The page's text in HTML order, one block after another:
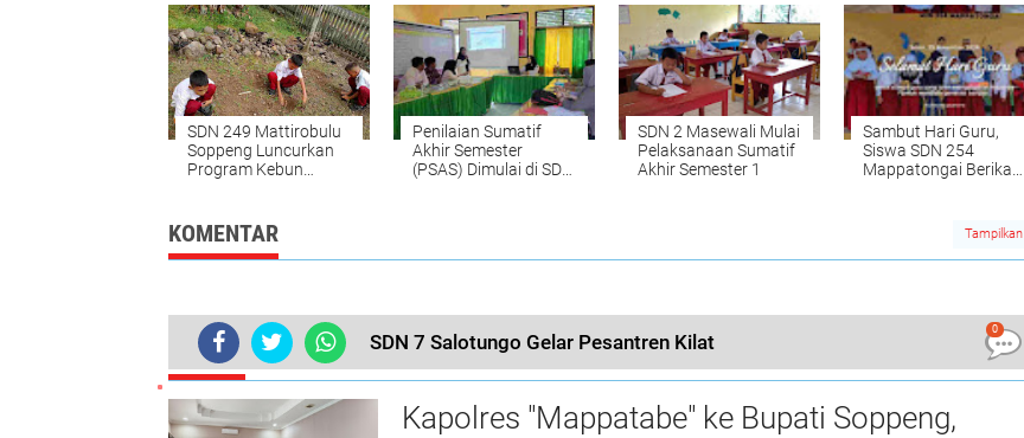
membersihkan
Selokan dan halaman
sekolah
SDN 249 Mattirobulu
Soppeng Luncurkan
Program Kebun
Berkelanjutan
Penilaian Sumatif
Akhir Semester
(PSAS) Dimulai di SDN
SDN 2 Masewali Mulai
Pelaksanaan Sumatif
Akhir Semester 1
Sambut Hari Guru,
Siswa SDN 254
Mappatongai Berikan
KOMENTAR Tampilkan
SDN 7 Salotungo Gelar Pesantren Kilat
0
TERKINI
Kapolres "Mappatabe" ke Bupati Soppeng,